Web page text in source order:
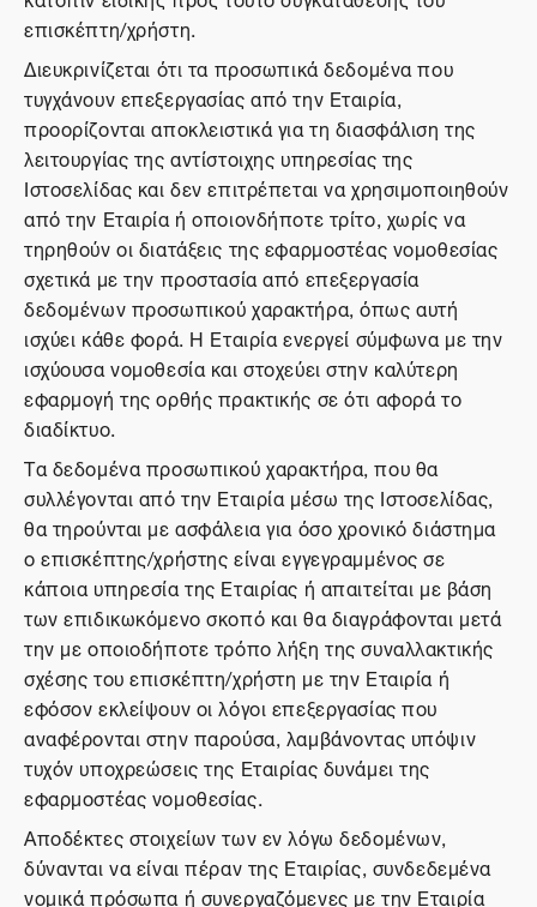
επισκέπτη/χρήστη.
Διευκρινίζεται ότι τα προσωπικά δεδομένα που
τυγχάνουν επεξεργασίας από την Εταιρία,
προορίζονται αποκλειστικά για τη διασφάλιση της
λειτουργίας της αντίστοιχης υπηρεσίας της
Ιστοσελίδας και δεν επιτρέπεται να χρησιμοποιηθούν
από την Εταιρία ή οποιονδήποτε τρίτο, χωρίς να
τηρηθούν οι διατάξεις της εφαρμοστέας νομοθεσίας
σχετικά με την προστασία από επεξεργασία
δεδομένων προσωπικού χαρακτήρα, όπως αυτή
ισχύει κάθε φορά. Η Εταιρία ενεργεί σύμφωνα με την
ισχύουσα νομοθεσία και στοχεύει στην καλύτερη
εφαρμογή της ορθής πρακτικής σε ότι αφορά το
διαδίκτυο.
Τα δεδομένα προσωπικού χαρακτήρα, που θα
συλλέγονται από την Εταιρία μέσω της Ιστοσελίδας,
θα τηρούνται με ασφάλεια για όσο χρονικό διάστημα
ο επισκέπτης/χρήστης είναι εγγεγραμμένος σε
κάποια υπηρεσία της Εταιρίας ή απαιτείται με βάση
των επιδικωκόμενο σκοπό και θα διαγράφονται μετά
την με οποιοδήποτε τρόπο λήξη της συναλλακτικής
σχέσης του επισκέπτη/χρήστη με την Εταιρία ή
εφόσον εκλείψουν οι λόγοι επεξεργασίας που
αναφέρονται στην παρούσα, λαμβάνοντας υπόψιν
τυχόν υποχρεώσεις της Εταιρίας δυνάμει της
εφαρμοστέας νομοθεσίας.
Αποδέκτες στοιχείων των εν λόγω δεδομένων,
δύνανται να είναι πέραν της Εταιρίας, συνδεδεμένα
νομικά πρόσωπα ή συνεργαζόμενες με την Εταιρία